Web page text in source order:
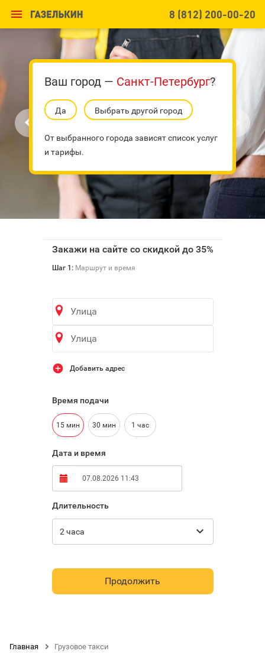
 8 (812) 200-00-20
 
Закажи на сайте со скидкой до 35%
Шаг 1: Маршрут и время
Добавить адрес
Время подачи
15 мин 30 мин 1 час
Дата и время
Длительность
2 часа 
Продолжить
Главная  Грузовое такси
Ваш город — Санкт-Петербург?
Да Выбрать другой город
От выбранного города зависят список услуг
и тарифы.